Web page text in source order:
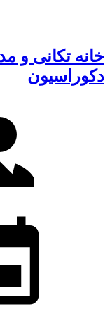
دکوراسیون